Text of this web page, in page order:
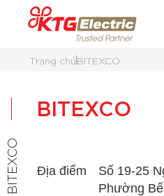
Trang chủBITEXCO
BITEXCO
BITEXCO Địa điểm
Số 19-25
Phường